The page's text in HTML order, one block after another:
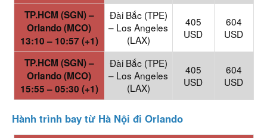
TP.HCM (SGN) –
Orlando (MCO)
13:10 – 10:57 (+1)
Đài Bắc (TPE)
– Los Angeles
(LAX)
405
USD
604
USD
TP.HCM (SGN) –
Orlando (MCO)
15:55 – 05:30 (+1)
Đài Bắc (TPE)
– Los Angeles
(LAX)
405
USD
604
USD
Hành trình bay từ Hà Nội đi Orlando